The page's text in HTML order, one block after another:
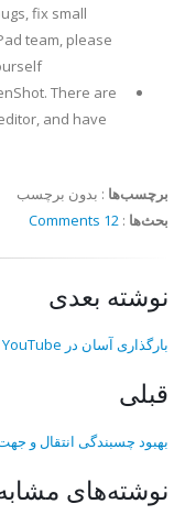
fix small
team, please
There are
and have
برچسب‌ها : بدون برچسب
بحث‌ها :
12 Comments
نوشته بعدی
بارگذاری آسان در YouTube و Vimeo!
قبلی
بهبود چسبندگی انتقال و
نوشته‌های